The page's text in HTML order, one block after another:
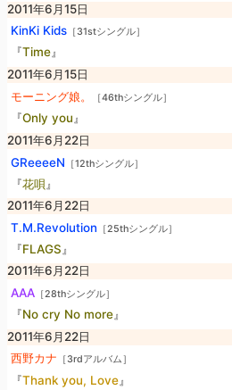
2011年6月15日
KinKi Kids ［31stシングル］
『Time』
2011年6月15日
モーニング娘。
［46thシングル］
『Only you』
2011年6月22日
GReeeeN
［12thシングル］
『花唄 』
2011年6月22日
T.M.Revolution
［25thシングル］
『FLAGS 』
2011年6月22日
AAA ［28thシングル］
『No cry No more』
2011年6月22日
西野カナ
［3rdアルバム］
『Thank you, Love』